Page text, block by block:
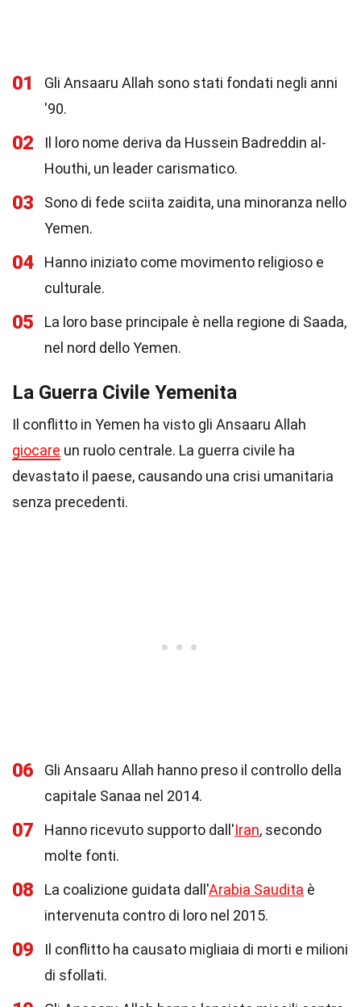
01
Gli Ansaaru Allah sono stati fondati negli anni
'90.
02
Il loro nome deriva da Hussein Badreddin al-
Houthi, un leader carismatico.
03
Sono di fede sciita zaidita, una minoranza nello
Yemen.
04
Hanno iniziato come movimento religioso e
culturale.
05
La loro base principale è nella regione di Saada,
nel nord dello Yemen.
La Guerra Civile Yemenita
Il conflitto in Yemen ha visto gli Ansaaru Allah
giocare un ruolo centrale. La guerra civile ha
devastato il paese, causando una crisi umanitaria
senza precedenti.
06
Gli Ansaaru Allah hanno preso il controllo della
capitale Sanaa nel 2014.
07 Hanno ricevuto supporto dall'Iran, secondo
molte fonti.
08 La coalizione guidata dall'Arabia Saudita è
intervenuta contro di loro nel 2015.
09
Il conflitto ha causato migliaia di morti e milioni
di sfollati.